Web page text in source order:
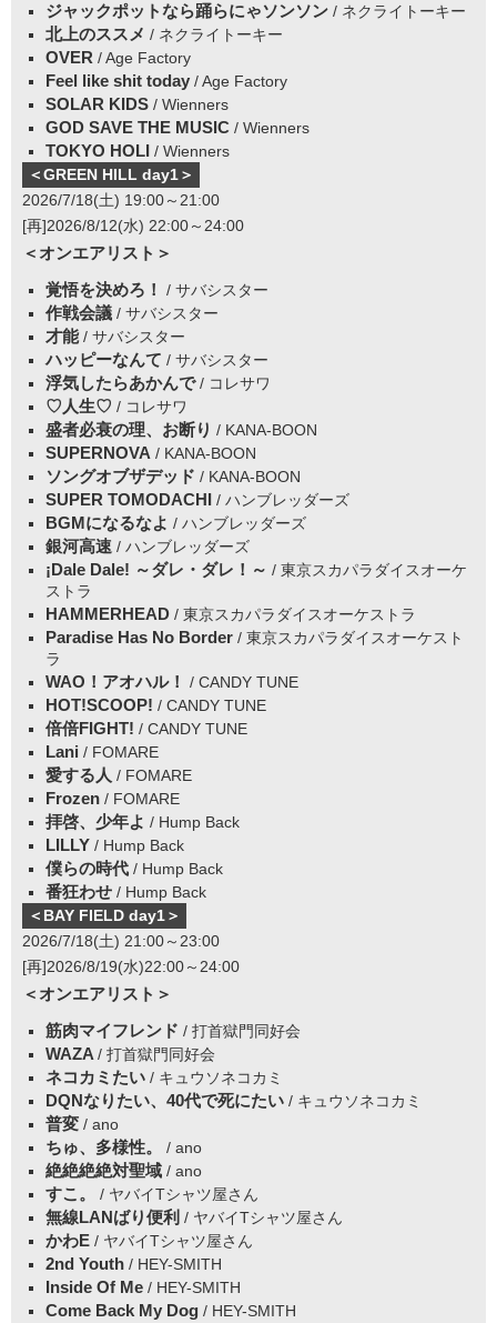
ジャックポットなら踊らにゃソンソン / ネクライトーキー
北上のススメ / ネクライトーキー
OVER / Age Factory
Feel like shit today / Age Factory
SOLAR KIDS / Wienners
GOD SAVE THE MUSIC / Wienners
TOKYO HOLI / Wienners
＜GREEN HILL day1＞
2026/7/18(土) 19:00～21:00
[再]2026/8/12(水) 22:00～24:00
＜オンエアリスト＞
覚悟を決めろ！
/ サバシスター
作戦会議 / サバシスター
才能/ サバシスター
ハッピーなんて / サバシスター
浮気したらあかんで/ コレサワ
♡人生♡ / コレサワ
盛者必衰の理、お断り / KANA-BOON
SUPERNOVA / KANA-BOON
ソングオブザデッド / KANA-BOON
SUPER TOMODACHI / ハンブレッダーズ
BGMになるなよ / ハンブレッダーズ
銀河高速 / ハンブレッダーズ
¡Dale Dale! ～ダレ・ダレ！～ / 東京スカパラダイスオーケ
ストラ
HAMMERHEAD / 東京スカパラダイスオーケストラ
Paradise Has No Border / 東京スカパラダイスオーケスト
ラ
WAO！アオハル！ / CANDY TUNE
HOT!SCOOP! / CANDY TUNE
倍倍FIGHT! / CANDY TUNE
Lani / FOMARE
愛する人 / FOMARE
Frozen / FOMARE
拝啓、少年よ / Hump Back
LILLY / Hump Back
僕らの時代 / Hump Back
番狂わせ / Hump Back
＜BAY FIELD day1＞
2026/7/18(土) 21:00～23:00
[再]2026/8/19(水)22:00～24:00
＜オンエアリスト＞
筋肉マイフレンド / 打首獄門同好会
WAZA / 打首獄門同好会
ネコカミたい / キュウソネコカミ
DQNなりたい、40代で死にたい / キュウソネコカミ
普変 / ano
ちゅ、多様性。 / ano
絶絶絶絶対聖域 / ano
すこ。 / ヤバイTシャツ屋さん
無線LANばり便利 / ヤバイTシャツ屋さん
かわE / ヤバイTシャツ屋さん
2nd Youth / HEY-SMITH
Inside Of Me / HEY-SMITH
Come Back My Dog / HEY-SMITH